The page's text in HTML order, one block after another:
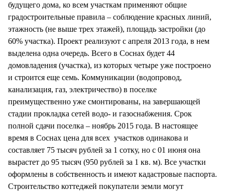
будущего дома, ко всем участкам применяют общие
градостроительные правила – соблюдение красных линий,
этажность (не выше трех этажей), площадь застройки (до
60% участка). Проект реализуют с апреля 2013 года, в нем
выделена одна очередь. Всего в Соснах будет 44
домовладения (участка), из которых четыре уже построено
и строится еще семь. Коммуникации (водопровод,
канализация, газ, электричество) в поселке
преимущественно уже смонтированы, на завершающей
стадии прокладка сетей водо- и газоснабжения. Срок
полной сдачи поселка – ноябрь 2015 года. В настоящее
время в Соснах цена для всех участков одинакова и
составляет 75 тысяч рублей за 1 сотку, но с 01 июня она
вырастет до 95 тысяч (950 рублей за 1 кв. м). Все участки
оформлены в собственность и имеют кадастровые паспорта.
Строительство коттеджей покупатели земли могут